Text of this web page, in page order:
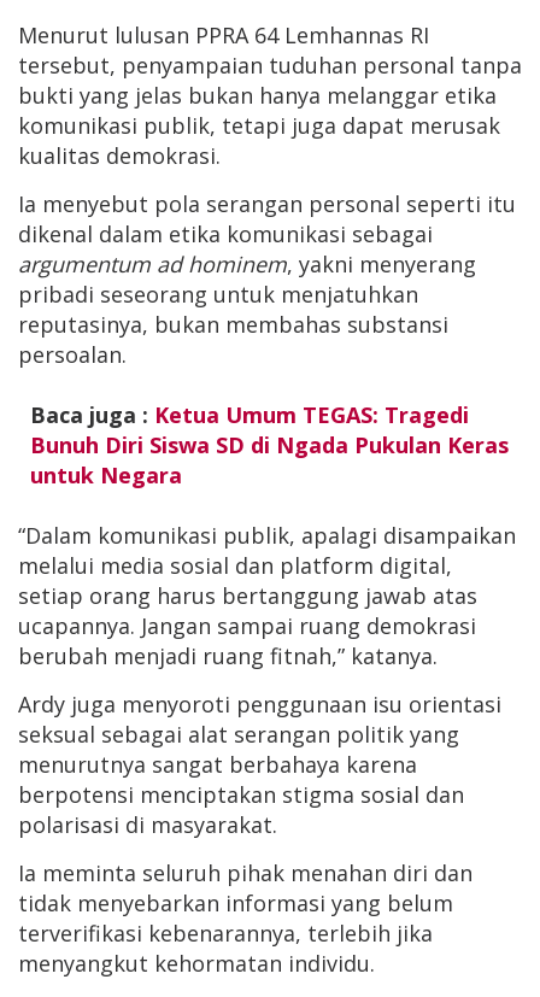
Menurut lulusan PPRA 64 Lemhannas RI
tersebut, penyampaian tuduhan personal tanpa
bukti yang jelas bukan hanya melanggar etika
komunikasi publik, tetapi juga dapat merusak
kualitas demokrasi.
Ia menyebut pola serangan personal seperti itu
dikenal dalam etika komunikasi sebagai
argumentum ad hominem, yakni menyerang
pribadi seseorang untuk menjatuhkan
reputasinya, bukan membahas substansi
persoalan.
Baca juga : Ketua Umum TEGAS: Tragedi
Bunuh Diri Siswa SD di Ngada Pukulan Keras
untuk Negara
“Dalam komunikasi publik, apalagi disampaikan
melalui media sosial dan platform digital,
setiap orang harus bertanggung jawab atas
ucapannya. Jangan sampai ruang demokrasi
berubah menjadi ruang fitnah,” katanya.
Ardy juga menyoroti penggunaan isu orientasi
seksual sebagai alat serangan politik yang
menurutnya sangat berbahaya karena
berpotensi menciptakan stigma sosial dan
polarisasi di masyarakat.
Ia meminta seluruh pihak menahan diri dan
tidak menyebarkan informasi yang belum
terverifikasi kebenarannya, terlebih jika
menyangkut kehormatan individu.